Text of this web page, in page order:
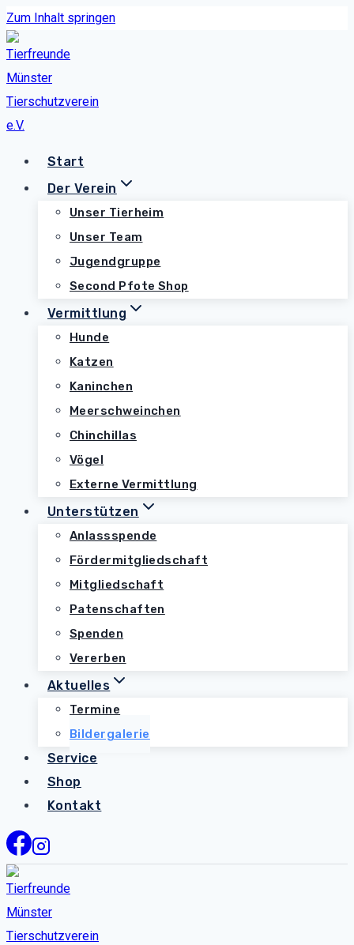
Zum Inhalt springen
Start
Der Verein
Unser Tierheim
Unser Team
Jugendgruppe
Second Pfote Shop
Vermittlung
Hunde
Katzen
Kaninchen
Meerschweinchen
Chinchillas
Vögel
Externe Vermittlung
Unterstützen
Anlassspende
Fördermitgliedschaft
Mitgliedschaft
Patenschaften
Spenden
Vererben
Aktuelles
Termine
Bildergalerie
Service
Shop
Kontakt